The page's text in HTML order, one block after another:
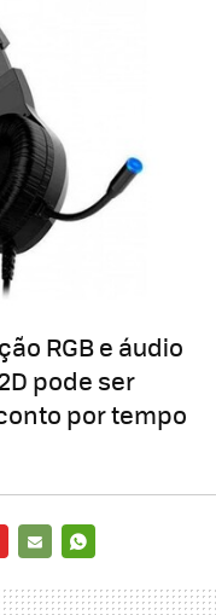
RGB e áudio
pode ser
por tempo
MAIL